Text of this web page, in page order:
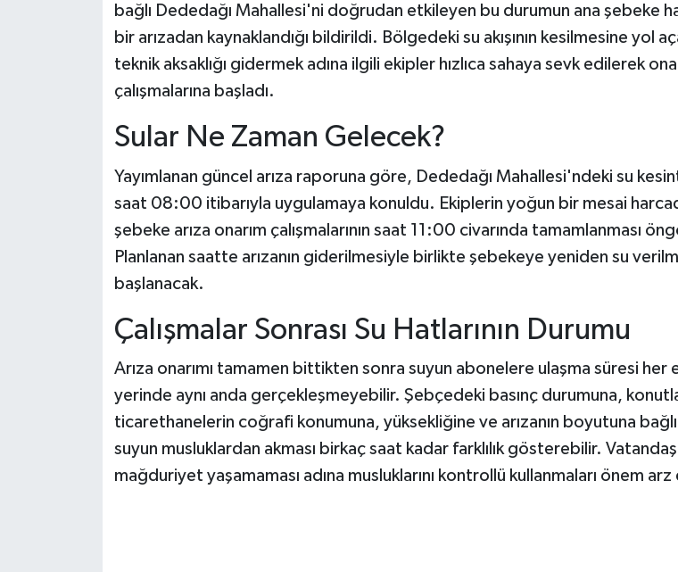
bağlı Dededağı Mahallesi'ni doğrudan etkileyen bu durumun ana şebeke
bir arızadan kaynaklandığı bildirildi. Bölgedeki su akışının kesilmesine yol
teknik aksaklığı gidermek adına ilgili ekipler hızlıca sahaya sevk edilerek
çalışmalarına başladı.
Sular Ne Zaman Gelecek?
Yayımlanan güncel arıza raporuna göre, Dededağı Mahallesi'ndeki su
saat 08:00 itibarıyla uygulamaya konuldu. Ekiplerin yoğun bir mesai
şebeke arıza onarım çalışmalarının saat 11:00 civarında tamamlanması
Planlanan saatte arızanın giderilmesiyle birlikte şebekeye yeniden su
başlanacak.
Çalışmalar Sonrası Su Hatlarının Durumu
Arıza onarımı tamamen bittikten sonra suyun abonelere ulaşma süresi her
yerinde aynı anda gerçekleşmeyebilir. Şebçedeki basınç durumuna,
ticarethanelerin coğrafi konumuna, yüksekliğine ve arızanın boyutuna
suyun musluklardan akması birkaç saat kadar farklılık gösterebilir.
mağduriyet yaşamaması adına musluklarını kontrollü kullanmaları önem